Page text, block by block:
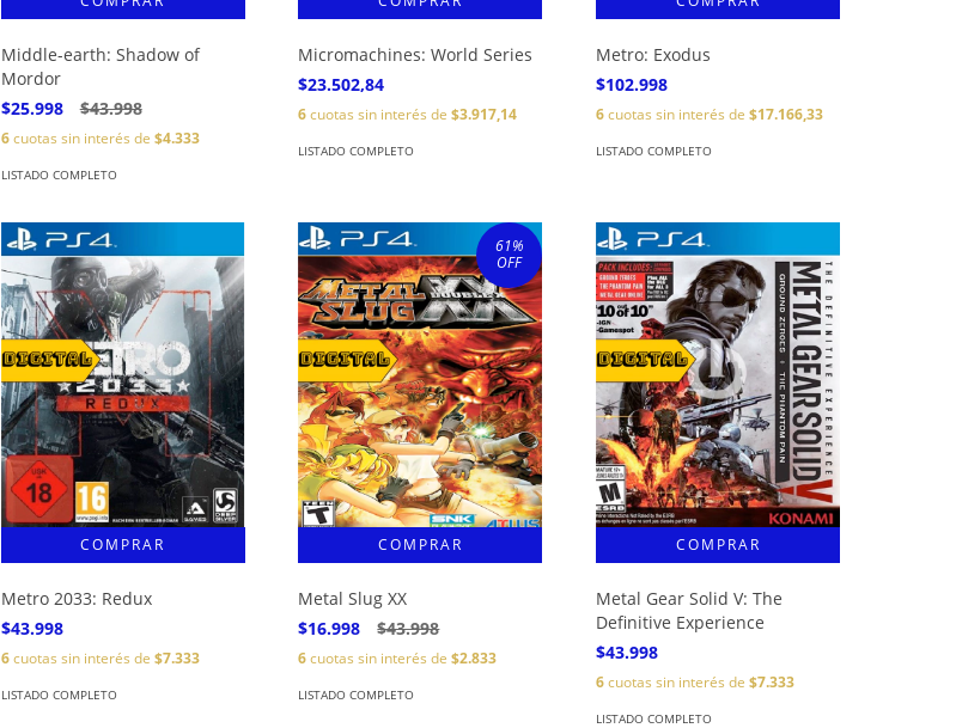
Middle-earth: Shadow of
Mordor
$25.998
$43.998
6cuotas sin interés de $4.333
LISTADO COMPLETO
Micromachines: World Series
$23.502,84
6cuotas sin interés de$3.917,14
LISTADO COMPLETO
Metro: Exodus
$102.998
6cuotas sin interés de$17.166,33
LISTADO COMPLETO
Metro 2033: Redux
$43.998
6cuotas sin interés de $7.333
LISTADO COMPLETO
61%
OFF
Metal Slug XX
$16.998
$43.998
6cuotas sin interés de$2.833
LISTADO COMPLETO
Metal Gear Solid V: The
Definitive Experience
$43.998
6cuotas sin interés de$7.333
LISTADO COMPLETO